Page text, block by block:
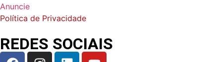
Anuncie
Política de Privacidade
REDES SOCIAIS